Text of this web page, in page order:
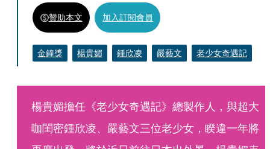
贊助本文 加入訂閱會員
金鐘獎 楊貴媚 鍾欣凌 嚴藝文 老少女奇遇記
楊貴媚擔任《老少女奇遇記》總製作人，與超大
咖閨密鍾欣凌、嚴藝文三位老少女，睽違一年將